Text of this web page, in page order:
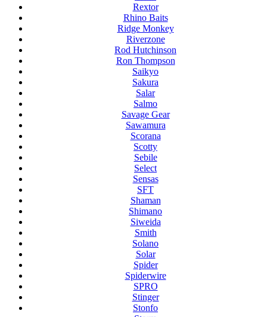
Rextor
Rhino Baits
Ridge Monkey
Riverzone
Rod Hutchinson
Ron Thompson
Saikyo
Sakura
Salar
Salmo
Savage Gear
Sawamura
Scorana
Scotty
Sebile
Select
Sensas
SFT
Shaman
Shimano
Siweida
Smith
Solano
Solar
Spider
Spiderwire
SPRO
Stinger
Stonfo